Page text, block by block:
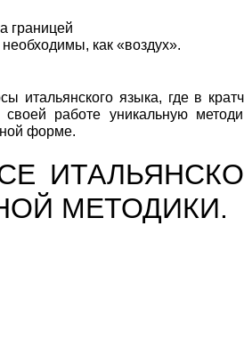
границей
как «воздух».
итальянского языка, где в
работе уникальную
форме.
МЕТОДИКИ.